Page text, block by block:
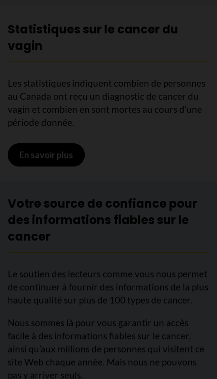
Statistiques sur le cancer du
vagin
Les statistiques indiquent combien de personnes
au Canada ont reçu un diagnostic de cancer du
vagin et combien en sont mortes au cours d’une
période donnée.
En savoir plus sur Statistiques sur le cancer du
Votre source de confiance pour
des informations fiables sur le
cancer
Le soutien des lecteurs comme vous nous permet
de continuer à fournir des informations de la plus
haute qualité sur plus de 100 types de cancer.
Nous sommes là pour vous garantir un accès
facile à des informations fiables sur le cancer,
ainsi qu’aux millions de personnes qui visitent ce
site Web chaque année. Mais nous ne pouvons
pas y arriver seuls.